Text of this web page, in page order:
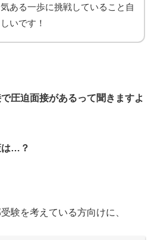
ある一歩に挑戦していること自
いです！
圧迫面接があるって聞きますよ
は…？
験を考えている方向けに、